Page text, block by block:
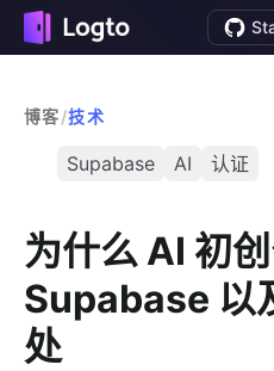
博客/技术
Supabase AI 认证
为什么 AI 初
Supabase 以
处